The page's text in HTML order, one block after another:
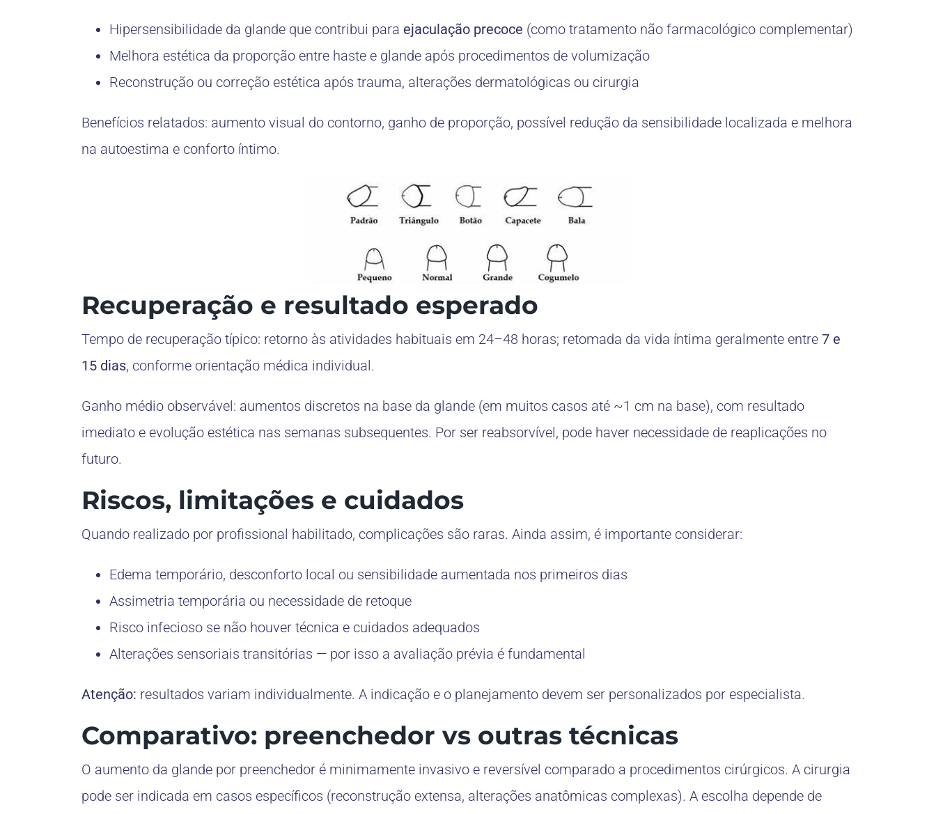
Hipersensibilidade da glande que contribui para ejaculação precoce (como tratamento não farmacológico complementar)
Melhora estética da proporção entre haste e glande após procedimentos de volumização
Reconstrução ou correção estética após trauma, alterações dermatológicas ou cirurgia
Benefícios relatados: aumento visual do contorno, ganho de proporção, possível redução da sensibilidade localizada e melhora
na autoestima e conforto íntimo.
Recuperação e resultado esperado
Tempo de recuperação típico: retorno às atividades habituais em 24–48 horas; retomada da vida íntima geralmente entre 7 e
15 dias, conforme orientação médica individual.
Ganho médio observável: aumentos discretos na base da glande (em muitos casos até ~1 cm na base), com resultado
imediato e evolução estética nas semanas subsequentes. Por ser reabsorvível, pode haver necessidade de reaplicações no
futuro.
Riscos, limitações e cuidados
Quando realizado por profissional habilitado, complicações são raras. Ainda assim, é importante considerar:
Edema temporário, desconforto local ou sensibilidade aumentada nos primeiros dias
Assimetria temporária ou necessidade de retoque
Risco infecioso se não houver técnica e cuidados adequados
Alterações sensoriais transitórias — por isso a avaliação prévia é fundamental
Atenção: resultados variam individualmente. A indicação e o planejamento devem ser personalizados por especialista.
Comparativo: preenchedor vs outras técnicas
O aumento da glande por preenchedor é minimamente invasivo e reversível comparado a procedimentos cirúrgicos. A cirurgia
pode ser indicada em casos específicos (reconstrução extensa, alterações anatômicas complexas). A escolha depende de